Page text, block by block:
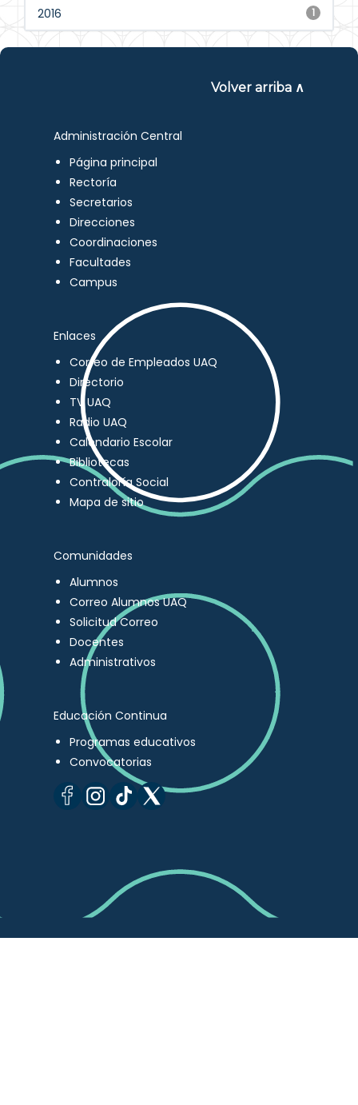
1
2016
Volver arriba ∧
Administración Central
Página principal
Rectoría
Secretarios
Direcciones
Coordinaciones
Facultades
Campus
Enlaces
Correo de Empleados UAQ
Directorio
TV UAQ
Radio UAQ
Calendario Escolar
Bibliotecas
Contraloría Social
Mapa de sitio
Comunidades
Alumnos
Correo Alumnos UAQ
Solicitud Correo
Docentes
Administrativos
Educación Continua
Programas educativos
Convocatorias